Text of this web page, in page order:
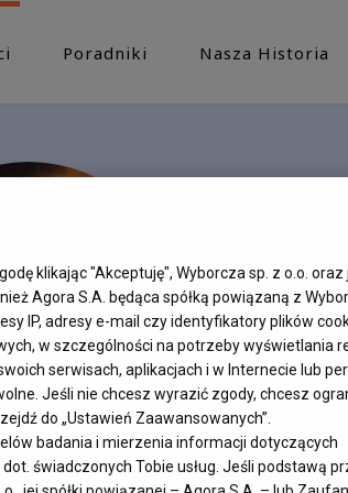
Poradniki Nasza Historia
klikając "Akceptuję", Wyborcza sp. z o.o.
Agora S.A. będąca spółką powiązaną z
IP, adresy e-mail czy identyfikatory plików
w szczególności na potrzeby wyświetlania
serwisach, aplikacjach i w Internecie lub
Jeśli nie chcesz wyrazić zgody, chcesz
do „Ustawień Zaawansowanych”.
badania i mierzenia informacji dotyczących
świadczonych Tobie usług. Jeśli podstawą